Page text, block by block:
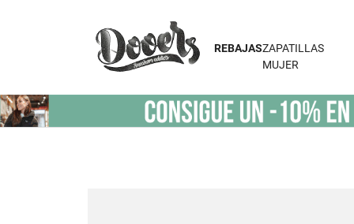
REBAJASZAPATILLAS
MUJER